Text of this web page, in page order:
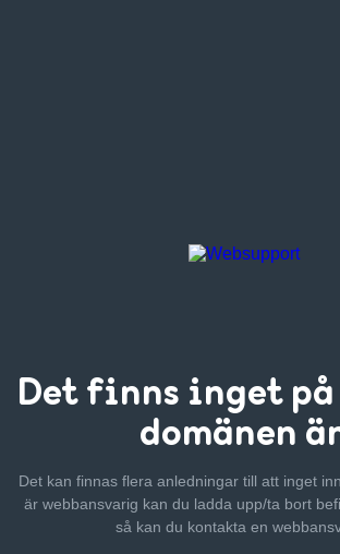
Det finns inget
domänen
Det kan finnas flera anledningar till att inget
är webbansvarig kan du ladda upp/ta bort
så kan du kontakta en